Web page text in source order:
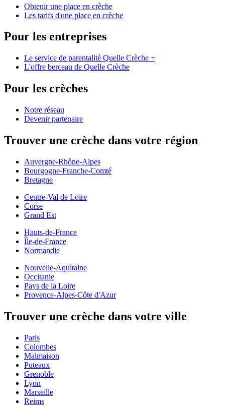
Obtenir une place en crèche
Les tarifs d'une place en crèche
Pour les entreprises
Le service de parentalité Quelle Crèche +
L'offre berceau de Quelle Crèche
Pour les crèches
Notre réseau
Devenir partenaire
Trouver une crèche dans votre région
Auvergne-Rhône-Alpes
Bourgogne-Franche-Comté
Bretagne
Centre-Val de Loire
Corse
Grand Est
Hauts-de-France
Île-de-France
Normandie
Nouvelle-Aquitaine
Occitanie
Pays de la Loire
Provence-Alpes-Côte d'Azur
Trouver une crèche dans votre ville
Paris
Colombes
Malmaison
Puteaux
Grenoble
Lyon
Marseille
Reims